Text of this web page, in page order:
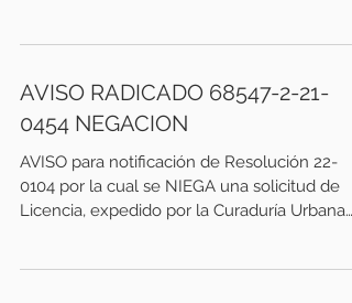
AVISO RADICADO 68547-2-21-
0454 NEGACION
AVISO para notificación de Resolución 22-
0104 por la cual se NIEGA una solicitud de
Licencia, expedido por la Curaduría Urbana